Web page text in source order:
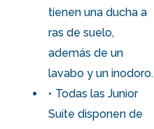
tienen una ducha a
ras de suelo,
además de un
lavabo y un inodoro.
Todas lasJunior
Suite disponen de